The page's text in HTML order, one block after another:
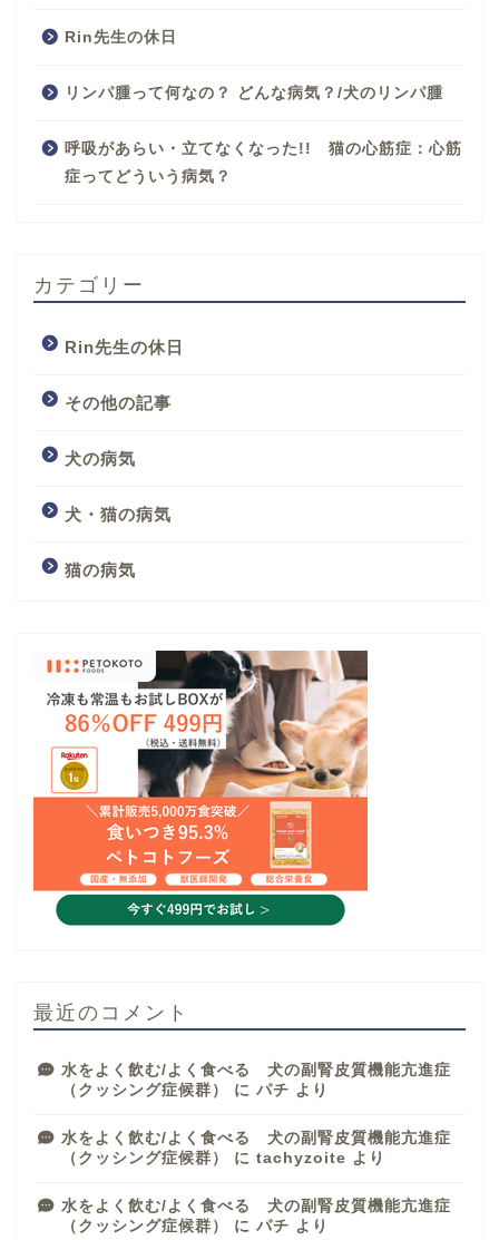
Rin先生の休日
リンパ腫って何なの？ どんな病気？/犬のリンパ腫
呼吸があらい・立てなくなった!! 猫の心筋症：心筋
症ってどういう病気？
カテゴリー
Rin先生の休日
その他の記事
犬の病気
犬・猫の病気
猫の病気
最近のコメント
水をよく飲む/よく食べる 犬の副腎皮質機能亢進症
（クッシング症候群）
に パチ より
水をよく飲む/よく食べる 犬の副腎皮質機能亢進症
（クッシング症候群）
に tachyzoite より
水をよく飲む/よく食べる 犬の副腎皮質機能亢進症
（クッシング症候群）
に パチ より